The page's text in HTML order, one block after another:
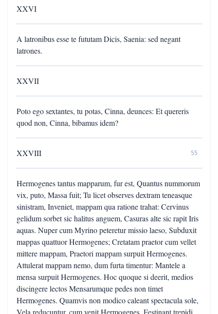
XXVI
A latronibus esse te fututam Dicis, Saenia: sed negant
latrones.
XXVII
Poto ego sextantes, tu potas, Cinna, deunces: Et quereris
quod non, Cinna, bibamus idem?
XXVIII 55
Hermogenes tantus mapparum, fur est, Quantus nummorum
vix, puto, Massa fuit; Tu licet observes dextram teneasque
sinistram, Inveniet, mappam qua ratione trahat: Cervinus
gelidum sorbet sic halitus anguem, Casuras alte sic rapit Iris
aquas. Nuper cum Myrino peteretur missio laeso, Subduxit
mappas quattuor Hermogenes; Cretatam praetor cum vellet
mittere mappam, Praetori mappam surpuit Hermogenes.
Attulerat mappam nemo, dum furta timentur: Mantele a
mensa surpuit Hermogenes. Hoc quoque si deerit, medios
discingere lectos Mensarumque pedes non timet
Hermogenes. Quamvis non modico caleant spectacula sole,
Vela reducuntur, cum venit Hermogenes. Festinant trepidi